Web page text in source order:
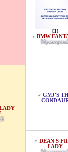
CH
♀ BMW
♂ GMJ'S
♀ DEAN'S
LADY